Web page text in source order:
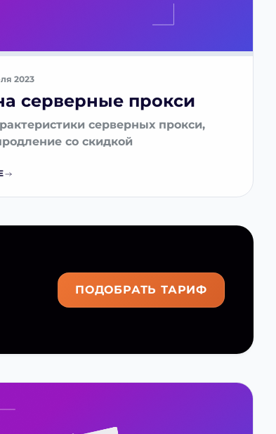
2023
серверные прокси
серверных прокси,
со скидкой
ПОДОБРАТЬ ТАРИФ